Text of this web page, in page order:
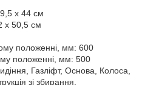
х 44 см
х 50,5 см
положенні, мм: 600
положенні, мм: 500
Газліфт, Основа, Колоса,
зі збирання.